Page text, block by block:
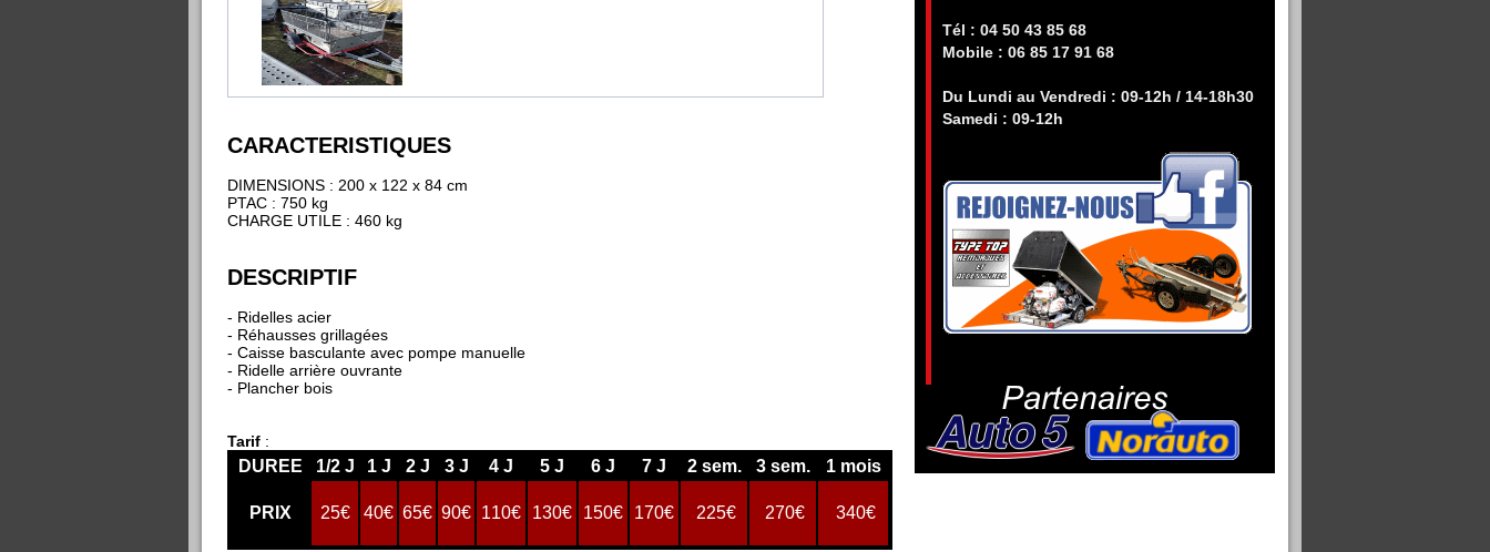
CARACTERISTIQUES
DIMENSIONS : 200 x 122 x 84 cm
PTAC : 750 kg
CHARGE UTILE : 460 kg
DESCRIPTIF
- Ridelles acier
- Réhausses grillagées
- Caisse basculante avec pompe manuelle
- Ridelle arrière ouvrante
- Plancher bois
Tarif :
DUREE 1/2 J 1 J 2 J 3 J 4 J 5 J 6 J 7 J 2 sem. 3 sem. 1 mois
PRIX 25€ 40€ 65€ 90€ 110€ 130€ 150€ 170€ 225€ 270€ 340€
Tél : 04 50 43 85 68
Mobile : 06 85 17 91 68
Du Lundi au Vendredi : 09-12h / 14-18h30
Samedi : 09-12h